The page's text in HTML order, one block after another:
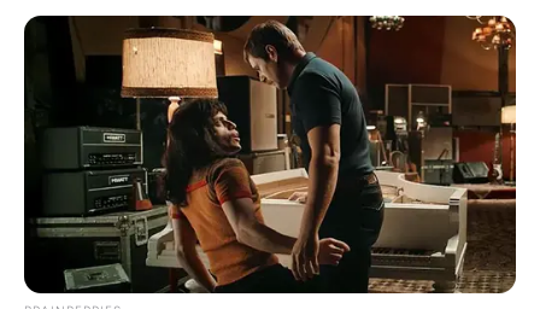
grozy niż ta, którą dane nam dopiero będzie zobaczyć na
kinowym ekranie.
Film, który trafił do amerykańskich platform VOD, można
zobaczyć zarówno w wersji rozszerzonej, jak i kinowej.
Okazuje się, że pierwsza z wymienionychliczy sobie tylko
136 minut– na wielkim ekranie wyświetlano zaś wersję
zamykającą się w132 minutach
Sprawdź też:Mamy pierwszą opinię o „Mission: Impossible
8”! Czy Tom Cruise znowu wbije nas w fotel?